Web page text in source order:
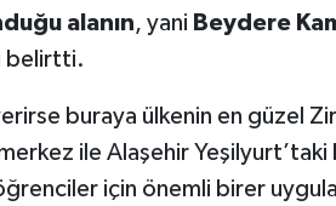
alanın, yani Beydere
belirtti.
buraya ülkenin en güzel
ile Alaşehir Yeşilyurt’taki
için önemli birer